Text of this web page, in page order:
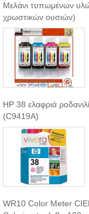
Μελάνι τυπωμένων
χρωστικών ουσιών)
HP 38 ελαφριά
(C9419A)
WR10 Color Meter